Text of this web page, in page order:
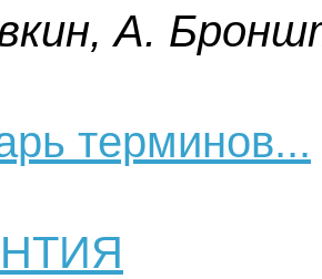
A.
терминов...